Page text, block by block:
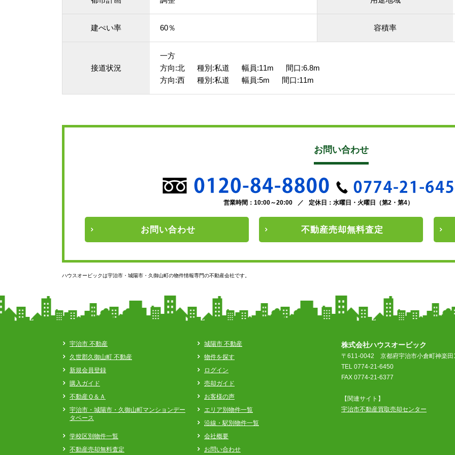
建ぺい率 60％ 容積率
接道状況
一方
方向:北 種別:私道 幅員:11m 間口:6.8m
方向:西 種別:私道 幅員:5m 間口:11m
お問い合わせ
営業時間：10:00～20:00 ／ 定休日：水曜日・火曜日（第2・第4）
お問い合わせ 不動産売却無料査定
ハウスオービックは宇治市・城陽市・久御山町の物件情報専門の不動産会社です。
宇治市 不動産
城陽市 不動産
久世郡久御山町 不動産
物件を探す
新規会員登録
ログイン
購入ガイド
売却ガイド
不動産Ｑ＆Ａ
お客様の声
宇治市・城陽市・久御山町マンションデー
タベース
エリア別物件一覧
沿線・駅別物件一覧
学校区別物件一覧
会社概要
不動産売却無料査定
お問い合わせ
株式会社ハウスオービック
〒611-0042 京都府宇治市小倉町神楽
TEL 0774-21-6450
FAX 0774-21-6377
【関連サイト】
宇治市不動産買取売却センター